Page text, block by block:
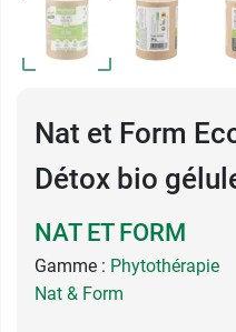
Nat et Form
Détox bio
NAT ET FORM
Gamme : Phytothérapie
Nat & Form